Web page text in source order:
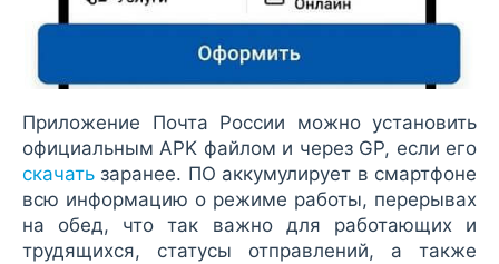
Приложение Почта России можно установить
официальным APK файлом и через GP, если его
скачать заранее. ПО аккумулирует в смартфоне
всю информацию о режиме работы, перерывах
на обед, что так важно для работающих и
трудящихся, статусы отправлений, а также